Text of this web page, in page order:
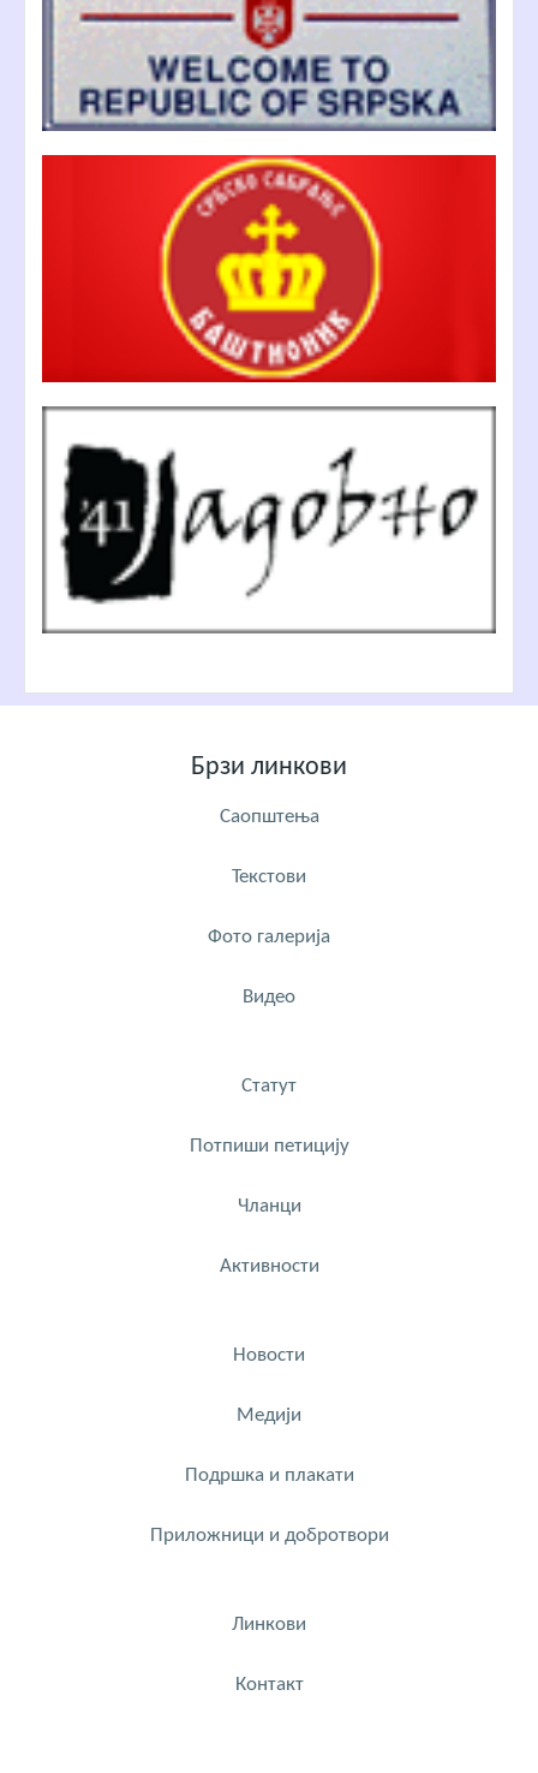
Брзи линкови
Саопштења
Текстови
Фото галерија
Видео
Статут
Потпиши петицију
Чланци
Активности
Новости
Медији
Подршка и плакати
Приложници и добротвори
Линкови
Контакт